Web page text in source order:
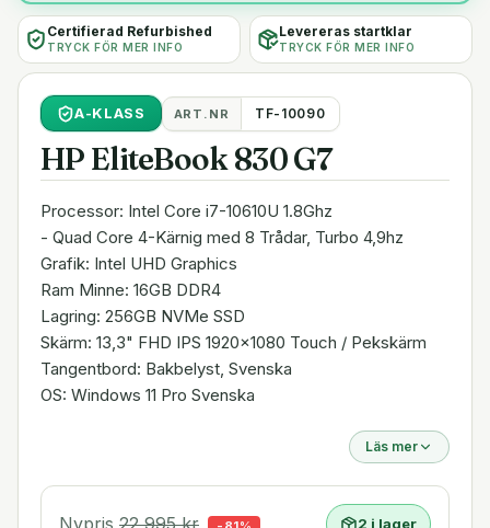
Certifierad Refurbished
TRYCK FÖR MER INFO
Levereras startklar
TRYCK FÖR MER INFO
A-KLASS ART.NR TF-10090
HP EliteBook 830 G7
Processor: Intel Core i7-10610U 1.8Ghz
- Quad Core 4-Kärnig med 8 Trådar, Turbo 4,9hz
Grafik: Intel UHD Graphics
Ram Minne: 16GB DDR4
Lagring: 256GB NVMe SSD
Skärm: 13,3" FHD IPS 1920x1080 Touch / Pekskärm
Tangentbord: Bakbelyst, Svenska
OS: Windows 11 Pro Svenska
Läs mer
Nypris 22 995kr 2 i lager